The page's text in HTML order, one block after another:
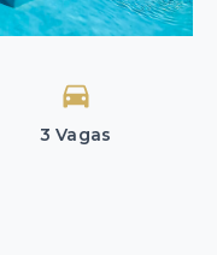
3 Vagas